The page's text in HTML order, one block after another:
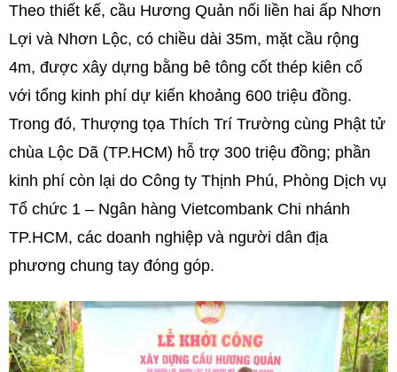
Theo thiết kế, cầu Hương Quản nối liền hai ấp Nhơn
Lợi và Nhơn Lộc, có chiều dài 35m, mặt cầu rộng
4m, được xây dựng bằng bê tông cốt thép kiên cố
với tổng kinh phí dự kiến khoảng 600 triệu đồng.
Trong đó, Thượng tọa Thích Trí Trường cùng Phật tử
chùa Lộc Dã (TP.HCM) hỗ trợ 300 triệu đồng; phần
kinh phí còn lại do Công ty Thịnh Phú, Phòng Dịch vụ
Tổ chức 1 – Ngân hàng Vietcombank Chi nhánh
TP.HCM, các doanh nghiệp và người dân địa
phương chung tay đóng góp.